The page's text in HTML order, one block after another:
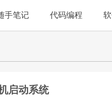
手笔记 代码编程
启动系统